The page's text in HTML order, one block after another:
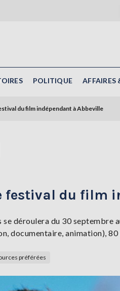
POLITIQUE AFFAIRES
du film indépendant à Abbeville
festival du film
se déroulera du 30
documentaire, animation),
préférées